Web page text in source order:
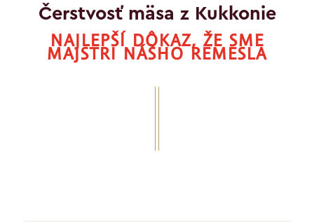
Čerstvosť mäsa z Kukkonie
NAJLEPŠÍ DÔKAZ, ŽE SME
MAJSTRI NÁŠHO REMESLA